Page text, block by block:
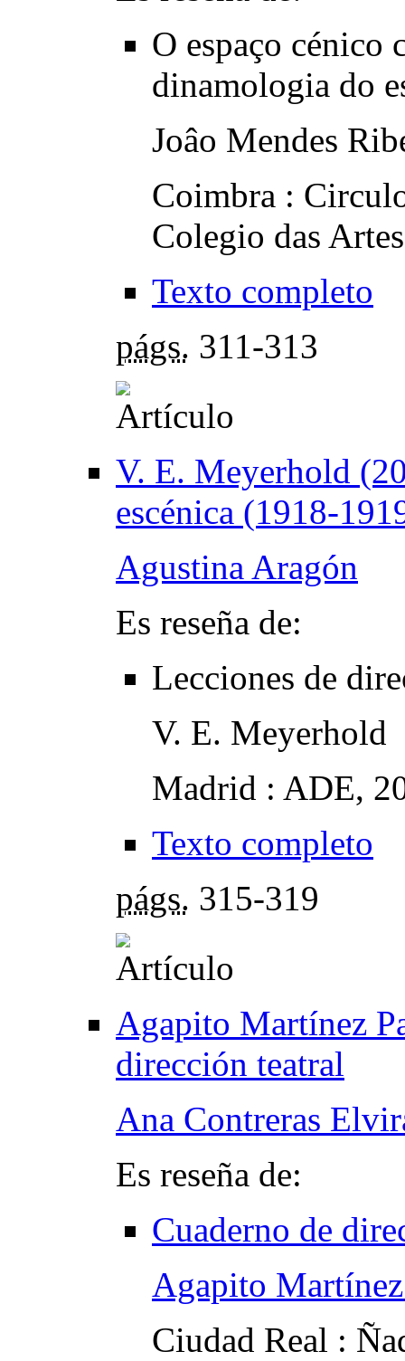
O espaço cénico
dinamologia do
Joâo Mendes
Coimbra :
Colegio das
Texto completo
págs. 311-313
V. E. Meyerhold
escénica (1918-
Agustina Aragón
Es reseña de:
Lecciones de
V. E. Meyerhold
Madrid : ADE,
Texto completo
págs. 315-319
Agapito Martínez
dirección teatral
Ana Contreras
Es reseña de:
Cuaderno de
Agapito
Ciudad Real :